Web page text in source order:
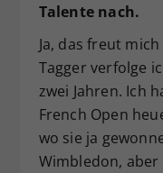
Talente nach.
Ja, das freut
Tagger verfolge
zwei Jahren. Ich
French Open
wo sie ja
Wimbledon,